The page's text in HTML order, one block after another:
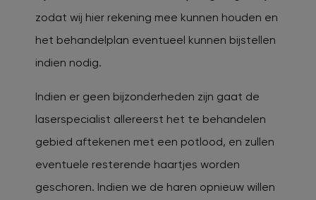
zodat wij hier rekening mee kunnen houden en
het behandelplan eventueel kunnen bijstellen
indien nodig.
Indien er geen bijzonderheden zijn gaat de
laserspecialist allereerst het te behandelen
gebied aftekenen met een potlood, en zullen
eventuele resterende haartjes worden
geschoren. Indien we de haren opnieuw willen